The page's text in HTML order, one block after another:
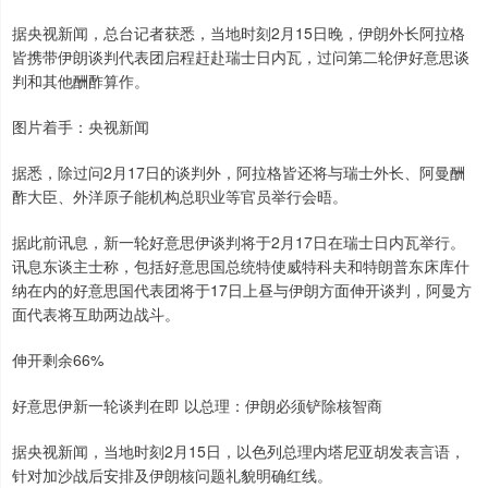
据央视新闻，总台记者获悉，当地时刻2月15日晚，伊朗外长阿拉格
皆携带伊朗谈判代表团启程赶赴瑞士日内瓦，过问第二轮伊好意思谈
判和其他酬酢算作。
图片着手：央视新闻
据悉，除过问2月17日的谈判外，阿拉格皆还将与瑞士外长、阿曼酬
酢大臣、外洋原子能机构总职业等官员举行会晤。
据此前讯息，新一轮好意思伊谈判将于2月17日在瑞士日内瓦举行。
讯息东谈主士称，包括好意思国总统特使威特科夫和特朗普东床库什
纳在内的好意思国代表团将于17日上昼与伊朗方面伸开谈判，阿曼方
面代表将互助两边战斗。
伸开剩余66%
好意思伊新一轮谈判在即 以总理：伊朗必须铲除核智商
据央视新闻，当地时刻2月15日，以色列总理内塔尼亚胡发表言语，
针对加沙战后安排及伊朗核问题礼貌明确红线。